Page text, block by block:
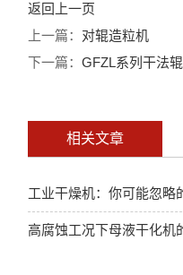
返回上一页
上一篇： 对辊造粒机
下一篇：GFZL系列干法
相关文章
工业干燥机：你可能忽略
高腐蚀工况下母液干化机